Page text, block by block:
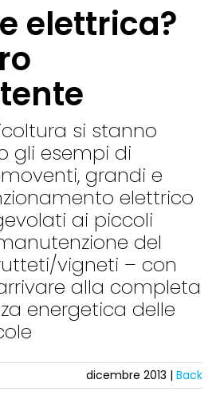
elettrica?
si stanno
gli esempi di
grandi e
elettrico
ai piccoli
del
vigneti – con
alla completa
energetica delle
dicembre 2013 | Back